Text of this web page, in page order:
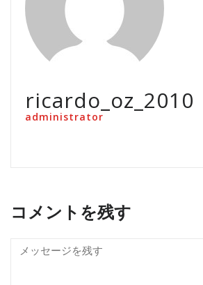
ricardo_oz_2010
administrator
コメントを残す